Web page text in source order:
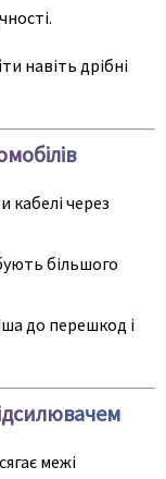
навіть дрібні
кабелі через
більшого
до перешкод і
межі